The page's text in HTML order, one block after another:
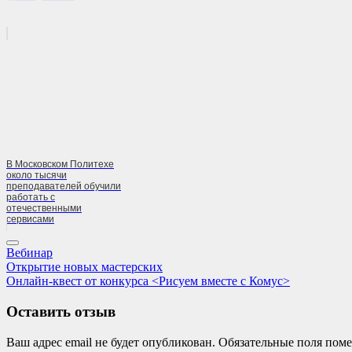
В Московском Политехе
около тысячи
преподавателей обучили
работать с
отечественными
сервисами
Вебинар
Навигация
по
записям
Previous
Post:
Открытие новых мастерских
Next
Онлайн-квест от конкурса <Рисуем вместе с Комус>
Оставить отзыв
Ваш адрес email не будет опубликован. Обязательные поля